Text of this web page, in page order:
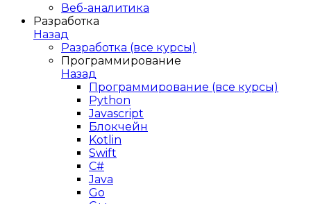
Веб-аналитика
Разработка
Назад
Разработка (все курсы)
Программирование
Назад
Программирование (все курсы)
Python
Javascript
Блокчейн
Kotlin
Swift
C#
Java
Go